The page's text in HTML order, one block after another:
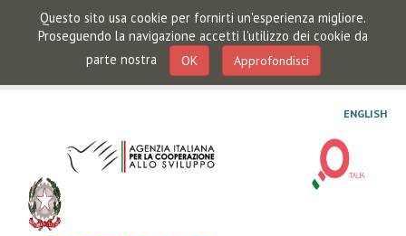
Questo sito usa cookie per fornirti un'esperienza migliore.
Proseguendo la navigazione accetti l'utilizzo dei cookie da
parte nostra
OK Approfondisci
ENGLISH